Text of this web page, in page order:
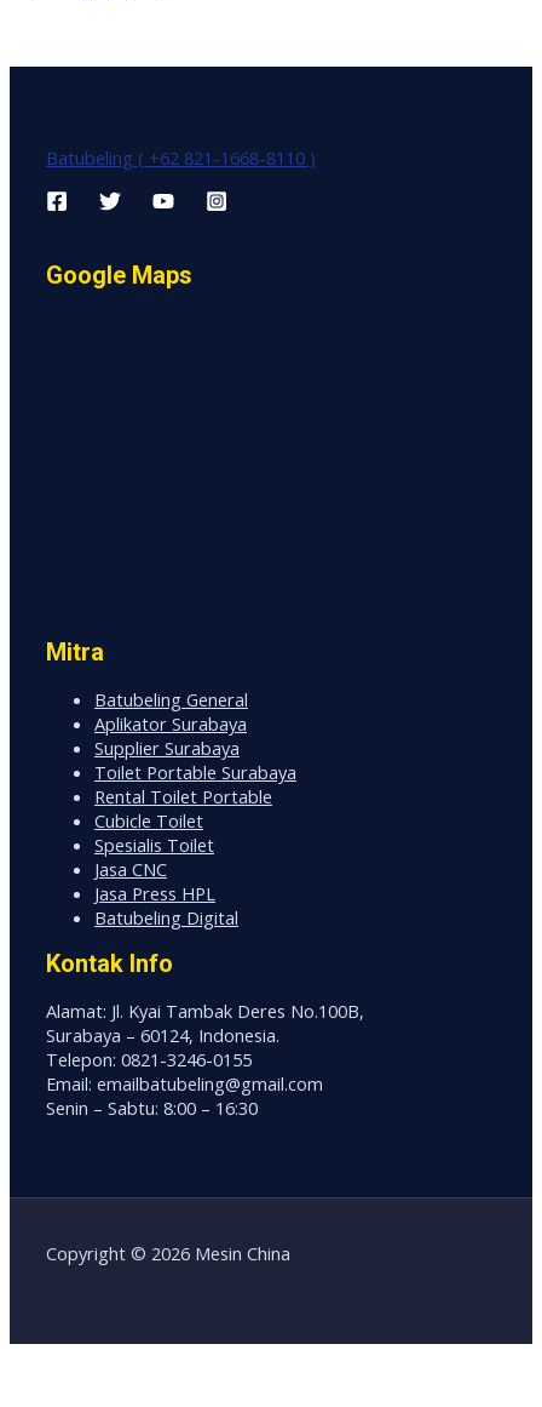
Batubeling ( +62 821-1668-8110 )
Google Maps
Mitra
Batubeling General
Aplikator Surabaya
Supplier Surabaya
Toilet Portable Surabaya
Rental Toilet Portable
Cubicle Toilet
Spesialis Toilet
Jasa CNC
Jasa Press HPL
Batubeling Digital
Kontak Info
Alamat: Jl. Kyai Tambak Deres No.100B,
Surabaya – 60124, Indonesia.
Telepon: 0821-3246-0155
Email: emailbatubeling@gmail.com
Senin – Sabtu: 8:00 – 16:30
Copyright © 2026 Mesin China